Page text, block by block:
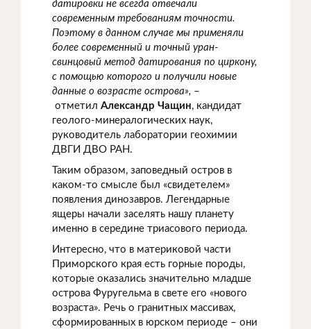
датировки не всегда отвечали
современным требованиям точности.
Поэтому в данном случае мы применяли
более современный и точный уран-
свинцовый метод датирования по циркону,
с помощью которого и получили новые
данные о возрасте острова», –
отметил Александр Чащин, кандидат
геолого-минералогических наук,
руководитель лаборатории геохимии
ДВГИ ДВО РАН.
Таким образом, заповедный остров в
каком-то смысле был «свидетелем»
появления динозавров. Легендарные
ящеры начали заселять нашу планету
именно в середине триасового периода.
Интересно, что в материковой части
Приморского края есть горные породы,
которые оказались значительно младше
острова Фуругельма в свете его «нового
возраста». Речь о гранитных массивах,
сформированных в юрском периоде – они